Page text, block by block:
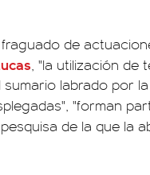
fraguado de
, "la utilización de
labrado por
"forman
de la que la